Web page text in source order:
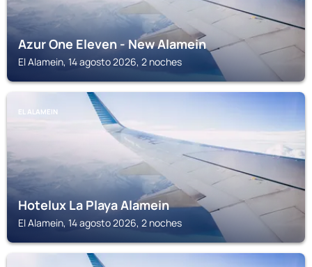
Azur One Eleven - New Alamein
El Alamein, 14 agosto 2026, 2 noches
EL ALAMEIN
Hotelux La Playa Alamein
El Alamein, 14 agosto 2026, 2 noches